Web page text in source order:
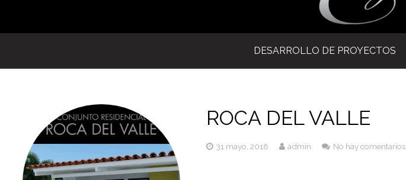
DESARROLLO DE PROYECTOS
ROCA DEL VALLE
31 mayo, 2018 admin No hay comentarios